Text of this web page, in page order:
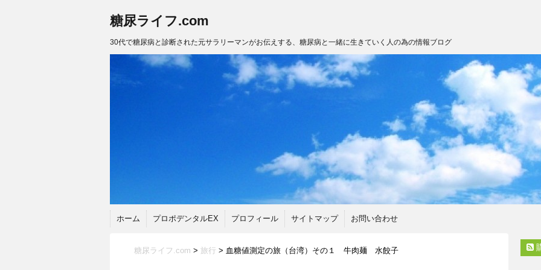
糖尿ライフ.com
30代で糖尿病と診断された元サラリーマンがお伝えする、糖尿病と一緒に生きていく人の為の情報ブログ
ホーム プロポデンタルEX プロフィール サイトマップ お問い合わせ
糖尿ライフ.com > 旅行 > 血糖値測定の旅（台湾）その１ 牛肉麺 水餃子